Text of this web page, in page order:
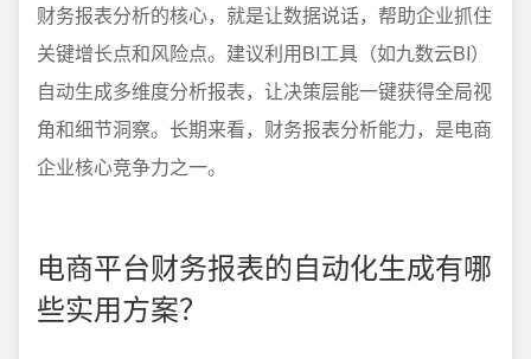
财务报表分析的核心，就是让数据说话，帮助企业抓住
关键增长点和风险点。建议利用BI工具（如九数云BI）
自动生成多维度分析报表，让决策层能一键获得全局视
角和细节洞察。长期来看，财务报表分析能力，是电商
企业核心竞争力之一。
电商平台财务报表的自动化生成有哪
些实用方案？